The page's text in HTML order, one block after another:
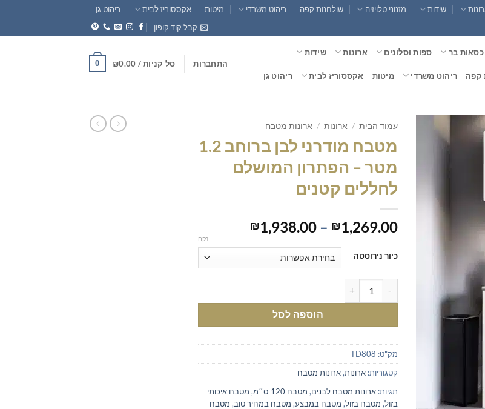
שידות מזנוני טלויזיה שולחנות קפה ריהוט משרדי מיטות אקססוריז לבית
ריהוט גן
קבל קוד קופון
כסאות בר ספות וסלונים ארונות שידות
קפה ריהוט משרדי מיטות אקססוריז לבית ריהוט גן
התחברות סל קניות / ₪0.00
0
עמוד הבית / ארונות / ארונות מטבח
מטבח מודרני לבן ברוחב 1.2
מטר – הפתרון המושלם
לחללים קטנים
₪1,269.00
–
₪1,938.00
מחירים:
עד
כיור נירוסטה
נקה
הוספה לסל
מק"ט: TD808
קטגוריות: ארונות,ארונות מטבח
תגיות: ארונות מטבח לבנים, מטבח 120 ס״מ , מטבח איכותי
בזול, מטבח בזול, מטבח במבצע, מטבח במחיר טוב, מטבח